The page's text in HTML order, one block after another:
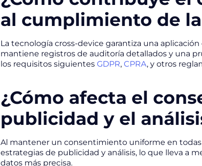
al cumplimiento de
La tecnología cross-device garantiza una
mantiene registros de auditoría detallados y una
los requisitos siguientes GDPR, CPRA, y otros
¿Cómo afecta el
publicidad y el
Al mantener un consentimiento uniforme en
estrategias de publicidad y análisis, lo que lleva a
datos más precisa.